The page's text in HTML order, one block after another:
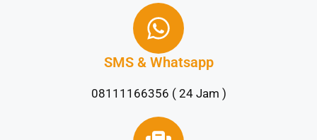
SMS & Whatsapp
08111166356 ( 24 Jam )